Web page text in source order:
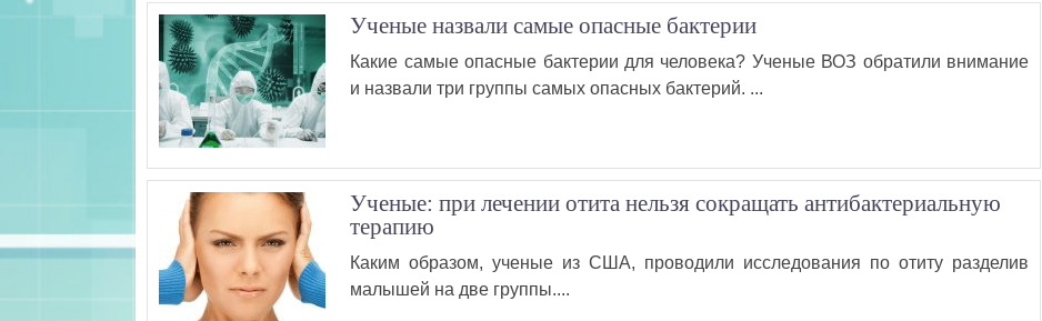
Ученые назвали самые опасные бактерии
Какие самые опасные бактерии для человека? Ученые ВОЗ обратили внимание
и назвали три группы самых опасных бактерий. ...
Ученые: при лечении отита нельзя сокращать антибактериальную
терапию
Каким образом, ученые из США, проводили исследования по отиту разделив
малышей на две группы....